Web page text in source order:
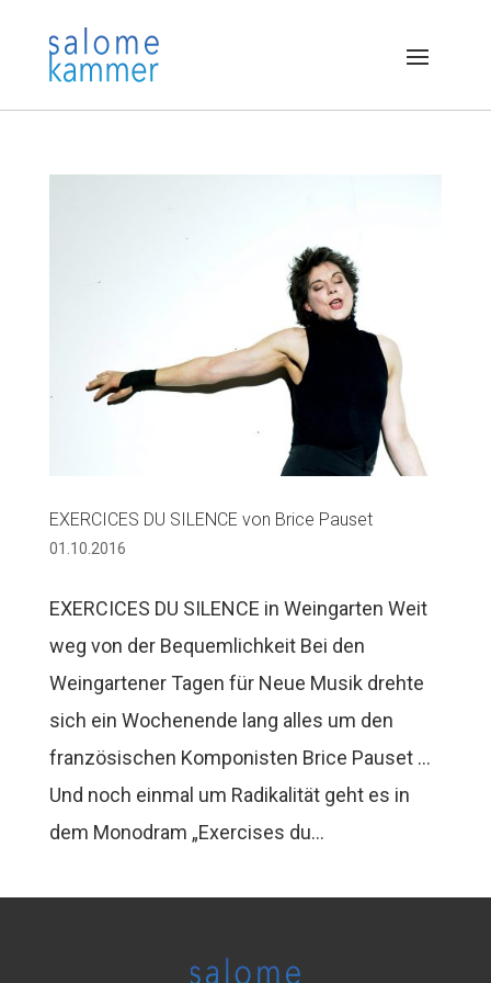
EXERCICES DU SILENCE von Brice Pauset
01.10.2016
EXERCICES DU SILENCE in Weingarten Weit
weg von der Bequemlichkeit Bei den
Weingartener Tagen für Neue Musik drehte
sich ein Wochenende lang alles um den
französischen Komponisten Brice Pauset …
Und noch einmal um Radikalität geht es in
dem Monodram „Exercises du...